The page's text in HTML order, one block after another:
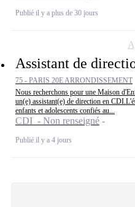
Publié il y a plus de 30 jours
Assistant de
75 - PARIS 20E ARRONDISSEMENT
Nous recherchons pour une Maison
un(e) assistant(e) de direction en
enfants et adolescents confiés au...
CDI - Non renseigné
Publié il y a 4 jours